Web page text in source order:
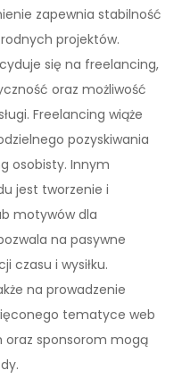
zapewnia stabilność
projektów.
się na freelancing,
oraz możliwość
Freelancing wiąże
pozyskiwania
osobisty. Innym
jest tworzenie i
motywów dla
na pasywne
czasu i wysiłku.
na prowadzenie
tematyce web
oraz sponsorom mogą